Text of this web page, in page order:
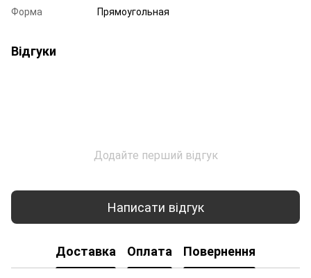
Форма Прямоугольная
Відгуки
Додайте перший відгук
Написати відгук
Доставка Оплата Повернення